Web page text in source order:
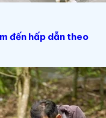
đến hấp dẫn theo